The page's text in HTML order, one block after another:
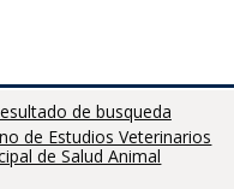
de busqueda
de Estudios Veterinarios
de Salud Animal